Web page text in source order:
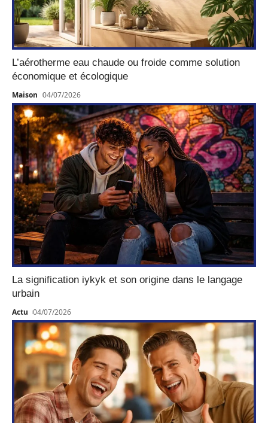
L’aérotherme eau chaude ou froide comme solution
économique et écologique
Maison 04/07/2026
La signification iykyk et son origine dans le langage
urbain
Actu 04/07/2026